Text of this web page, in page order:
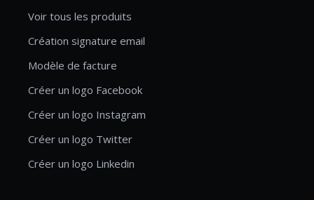
Voir tous les produits
Création signature email
Modèle de facture
Créer un logo Facebook
Créer un logo Instagram
Créer un logo Twitter
Créer un logo Linkedin